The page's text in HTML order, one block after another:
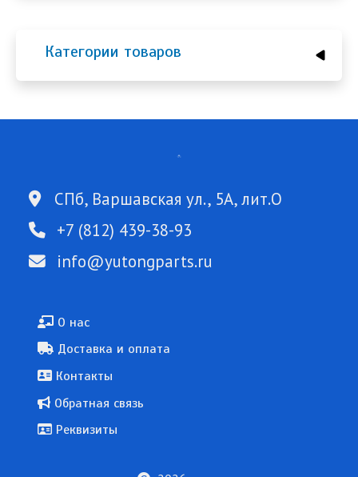
Категории товаров
СПб, Варшавская ул., 5А, лит.О
+7 (812) 439-38-93
info@yutongparts.ru
Подвал
О нас
Доставка и оплата
Контакты
Обратная связь
Реквизиты